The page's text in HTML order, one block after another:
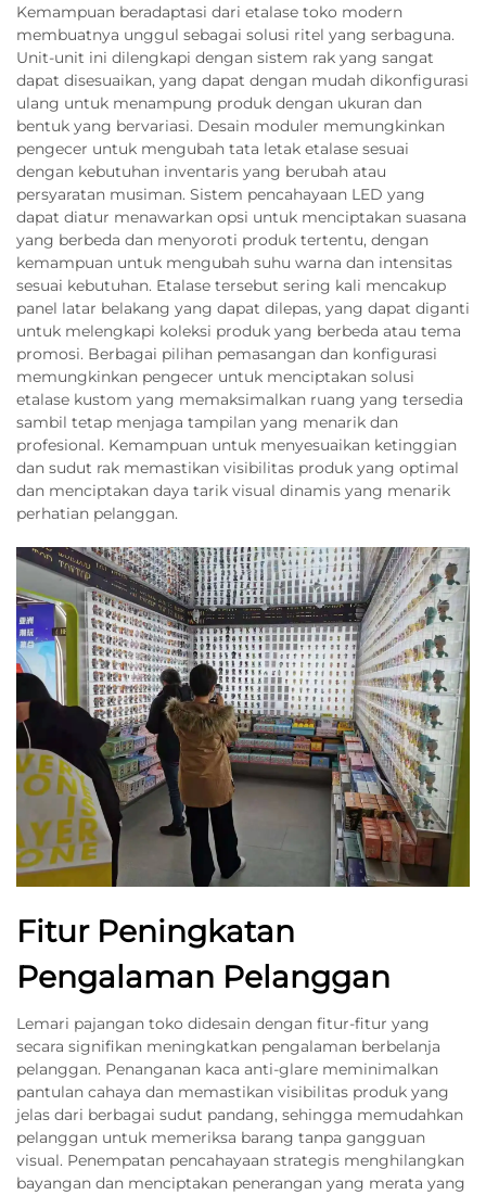
Kemampuan beradaptasi dari etalase toko modern
membuatnya unggul sebagai solusi ritel yang serbaguna.
Unit-unit ini dilengkapi dengan sistem rak yang sangat
dapat disesuaikan, yang dapat dengan mudah dikonfigurasi
ulang untuk menampung produk dengan ukuran dan
bentuk yang bervariasi. Desain moduler memungkinkan
pengecer untuk mengubah tata letak etalase sesuai
dengan kebutuhan inventaris yang berubah atau
persyaratan musiman. Sistem pencahayaan LED yang
dapat diatur menawarkan opsi untuk menciptakan suasana
yang berbeda dan menyoroti produk tertentu, dengan
kemampuan untuk mengubah suhu warna dan intensitas
sesuai kebutuhan. Etalase tersebut sering kali mencakup
panel latar belakang yang dapat dilepas, yang dapat diganti
untuk melengkapi koleksi produk yang berbeda atau tema
promosi. Berbagai pilihan pemasangan dan konfigurasi
memungkinkan pengecer untuk menciptakan solusi
etalase kustom yang memaksimalkan ruang yang tersedia
sambil tetap menjaga tampilan yang menarik dan
profesional. Kemampuan untuk menyesuaikan ketinggian
dan sudut rak memastikan visibilitas produk yang optimal
dan menciptakan daya tarik visual dinamis yang menarik
perhatian pelanggan.
Fitur Peningkatan
Pengalaman Pelanggan
Lemari pajangan toko didesain dengan fitur-fitur yang
secara signifikan meningkatkan pengalaman berbelanja
pelanggan. Penanganan kaca anti-glare meminimalkan
pantulan cahaya dan memastikan visibilitas produk yang
jelas dari berbagai sudut pandang, sehingga memudahkan
pelanggan untuk memeriksa barang tanpa gangguan
visual. Penempatan pencahayaan strategis menghilangkan
bayangan dan menciptakan penerangan yang merata yang